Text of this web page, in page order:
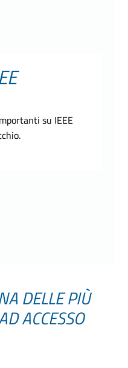
su IEEE
DELLE PIÙ
ACCESSO